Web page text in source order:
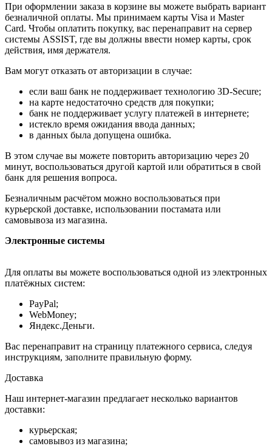
При оформлении заказа в корзине вы можете выбрать вариант
безналичной оплаты. Мы принимаем карты Visa и Master
Card. Чтобы оплатить покупку, вас перенаправит на сервер
системы ASSIST, где вы должны ввести номер карты, срок
действия, имя держателя.
Вам могут отказать от авторизации в случае:
если ваш банк не поддерживает технологию 3D-Secure;
на карте недостаточно средств для покупки;
банк не поддерживает услугу платежей в интернете;
истекло время ожидания ввода данных;
в данных была допущена ошибка.
В этом случае вы можете повторить авторизацию через 20
минут, воспользоваться другой картой или обратиться в свой
банк для решения вопроса.
Безналичным расчётом можно воспользоваться при
курьерской доставке, использовании постамата или
самовывоза из магазина.
Электронные системы
Для оплаты вы можете воспользоваться одной из электронных
платёжных систем:
PayPal;
WebMoney;
Яндекс.Деньги.
Вас перенаправит на страницу платежного сервиса, следуя
инструкциям, заполните правильную форму.
Доставка
Наш интернет-магазин предлагает несколько вариантов
доставки:
курьерская;
самовывоз из магазина;